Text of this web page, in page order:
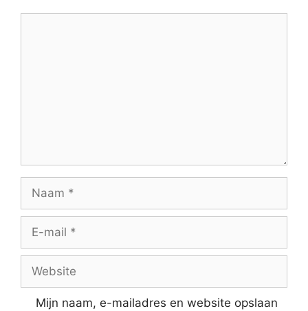
Naam
Website
Mijn naam, e-mailadres en website opslaan